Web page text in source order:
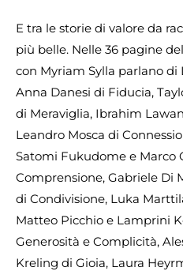
E tra le storie di valore da
più belle. Nelle 36 pagine
con Myriam Sylla parlano
Anna Danesi di Fiducia,
di Meraviglia, Ibrahim
Leandro Mosca di
Satomi Fukudome e Marco
Comprensione, Gabriele Di
di Condivisione, Luka
Matteo Picchio e Lamprini
Generosità e Complicità,
Kreling di Gioia, Laura